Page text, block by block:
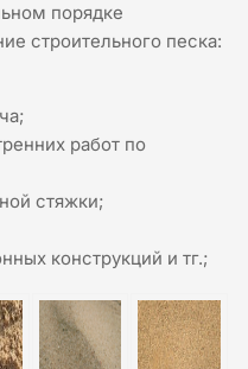
порядке
строительного песка:
работ по
стяжки;
конструкций и тг.;